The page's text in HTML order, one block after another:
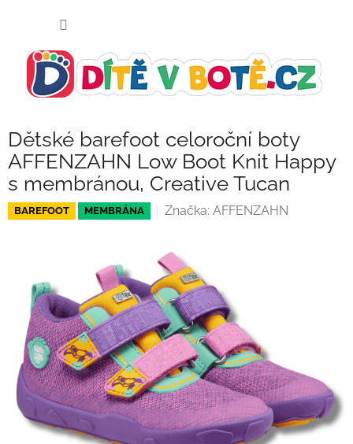
Dětské barefoot celoroční boty
AFFENZAHN Low Boot Knit Happy
s membránou, Creative Tucan
BAREFOOT MEMBRÁNA Značka: AFFENZAHN